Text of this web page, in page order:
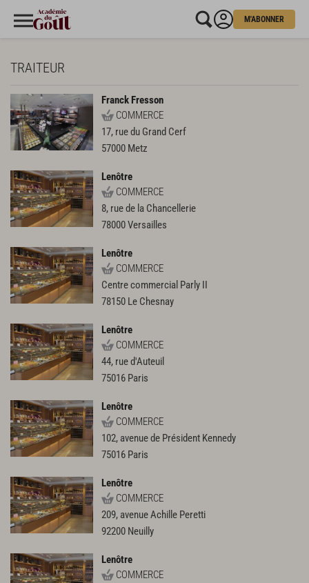
M'ABONNER
TRAITEUR
Franck Fresson
COMMERCE
17, rue du Grand Cerf
57000 Metz
Lenôtre
COMMERCE
8, rue de la Chancellerie
78000Versailles
Lenôtre
COMMERCE
Centre commercial Parly II
78150 Le Chesnay
Lenôtre
COMMERCE
44, rue d'Auteuil
75016 Paris
Lenôtre
COMMERCE
102, avenue de Président Kennedy
75016 Paris
Lenôtre
COMMERCE
209, avenue Achille Peretti
92200 Neuilly
Lenôtre
COMMERCE